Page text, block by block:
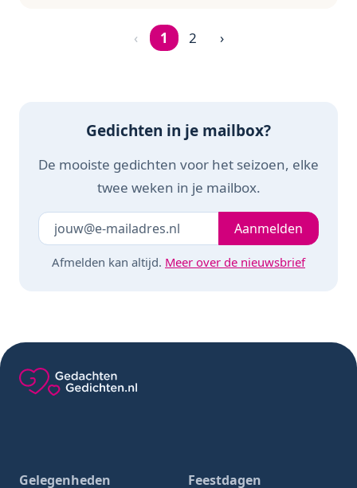
Pagina 1 van 2
‹ 1 2 ›
Gedichten in je mailbox?
De mooiste gedichten voor het seizoen, elke
twee weken in je mailbox.
Laat dit veld leeg Je e-mailadresAanmelden
Afmelden kan altijd. Meer over de nieuwsbrief
Gelegenheden Feestdagen